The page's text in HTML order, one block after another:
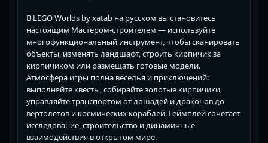
В LEGO Worlds by xatab на русском вы становитесь
настоящим Мастером-строителем — используйте
многофункциональный инструмент, чтобы сканировать
объекты, изменять ландшафт, строить кирпичик за
кирпичиком или размещать готовые модели.
Атмосфера игры полна веселья и приключений:
выполняйте квесты, собирайте золотые кирпичики,
управляйте транспортом от лошадей и драконов до
вертолетов и космических кораблей. Геймплей сочетает
исследование, строительство и динамичные
взаимодействия в открытом мире.